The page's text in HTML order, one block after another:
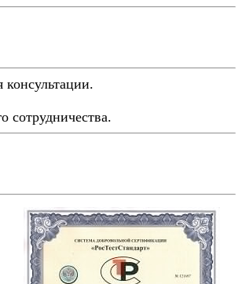
сотрудничества.